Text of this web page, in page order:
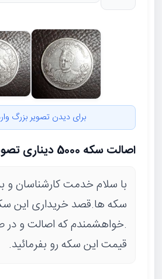
برای دیدن تصویر بزرگ
اصالت سکه 5000 دیناری تصویری احمد شاه
با سلام خدمت کارشناسان و
سکه ها.قصد خریداری این
.خواهشمندم که اصالت و در
قیمت این سکه رو بفرمائید.